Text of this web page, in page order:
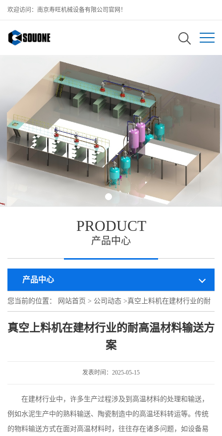
欢迎访问：南京寿旺机械设备有限公司官网！
PRODUCT
产品中心
产品中心
您当前的位置： 网站首页 > 公司动态 >真空上料机在建材行业的耐
高温材料输送方案
真空上料机在建材行业的耐高温材料输送方
案
发表时间：2025-05-15
在建材行业中，许多生产过程涉及到高温材料的处理和输送，
例如水泥生产中的熟料输送、陶瓷制造中的高温坯料转运等。传统
的物料输送方式在面对高温材料时，往往存在诸多问题，如设备易